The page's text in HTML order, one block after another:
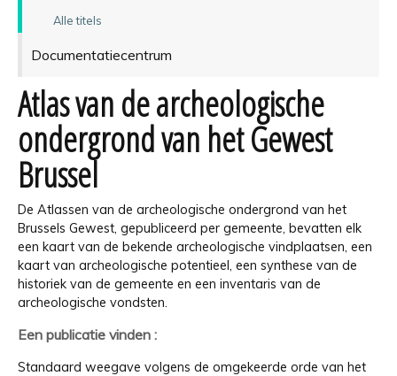
Alle titels
Documentatiecentrum
Atlas van de archeologische
ondergrond van het Gewest
Brussel
De Atlassen van de archeologische ondergrond van het
Brussels Gewest, gepubliceerd per gemeente, bevatten elk
een kaart van de bekende archeologische vindplaatsen, een
kaart van archeologische potentieel, een synthese van de
historiek van de gemeente en een inventaris van de
archeologische vondsten.
Een publicatie vinden :
Standaard weegave volgens de omgekeerde orde van het